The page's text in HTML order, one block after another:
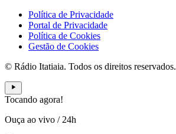
Política de Privacidade
Portal de Privacidade
Política de Cookies
Gestão de Cookies
© Rádio Itatiaia. Todos os direitos reservados.
Tocando agora!
Ouça ao vivo / 24h